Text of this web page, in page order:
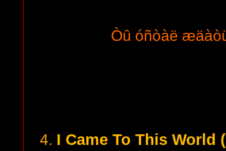
Òû óñòàë
4. I Came To This World